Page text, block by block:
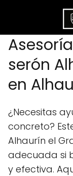
serón
en
¿Necesitas
concreto?
Alhaurín el
adecuada si
y efectiva.